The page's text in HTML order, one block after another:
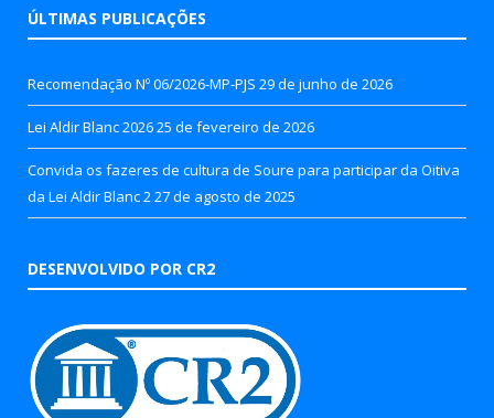
ÚLTIMAS PUBLICAÇÕES
Recomendação Nº 06/2026-MP-PJS 29 de junho de 2026
Lei Aldir Blanc 202625 de fevereiro de 2026
Convida os fazeres de cultura de Soure para participar da Oitiva
da Lei Aldir Blanc 227 de agosto de 2025
DESENVOLVIDO POR CR2